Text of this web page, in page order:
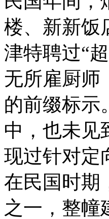
楼、新新饭
津特聘过“
无所雇厨师
的前缀标示
中，也未见
现过针对定
在民国时期
之一，整幢